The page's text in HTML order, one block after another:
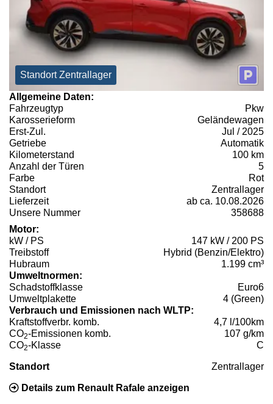
Standort Zentrallager
Allgemeine Daten:
Fahrzeugtyp
Pkw
Karosserieform
Geländewagen
Erst-Zul.
Jul / 2025
Getriebe
Automatik
Kilometerstand
100 km
Anzahl der Türen
5
Farbe
Rot
Standort
Zentrallager
Lieferzeit
ab ca. 10.08.2026
Unsere Nummer
358688
Motor:
kW / PS
147 kW / 200 PS
Treibstoff
Hybrid (Benzin/Elektro)
Hubraum
1.199 cm³
Umweltnormen:
Schadstoffklasse
Euro6
Umweltplakette
4 (Green)
Verbrauch und Emissionen nach WLTP:
Kraftstoffverbr. komb.
4,7 l/100km
CO2-Emissionen komb.
107 g/km
CO2-Klasse C
Standort Zentrallager
Details zum Renault Rafale anzeigen